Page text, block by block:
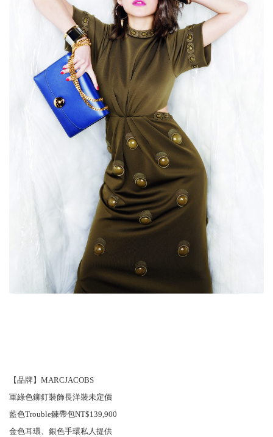
【品牌】 MARCJACOBS
軍綠色鉚釘裝飾長洋裝未定價
藍色Trouble鍊帶包NT$139,900
金色耳環、銀色手環私人提供